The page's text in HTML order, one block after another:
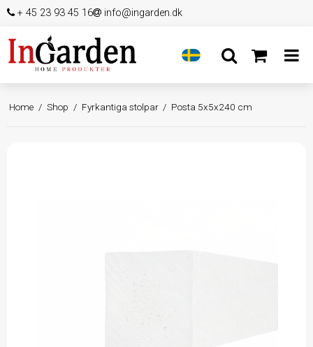
+ 45 23 93 45 16 info@ingarden.dk
Home / Shop / Fyrkantiga stolpar / Posta 5x5x240 cm